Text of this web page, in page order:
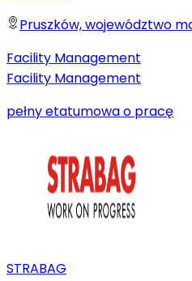
Pruszków, województwo
Facility Management
Facility Management
pełny etatumowa o pracę
STRABAG